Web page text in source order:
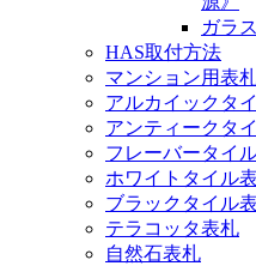
ガラ
HAS取付方法
マンション用表
アルカイックタ
アンティークタ
フレーバータイ
ホワイトタイル
ブラックタイル
テラコッタ表札
自然石表札